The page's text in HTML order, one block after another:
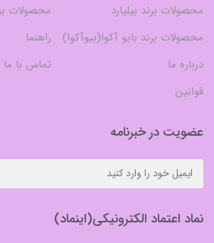
محصولات برند بیلیارد
محصولات
محصولات برند بایو آکوا(بیوآکوا)
راهنما
درباره ما
تماس با ما
قوانین
عضویت در خبرنامه
نماد اعتماد الکترونیکی(اینماد)